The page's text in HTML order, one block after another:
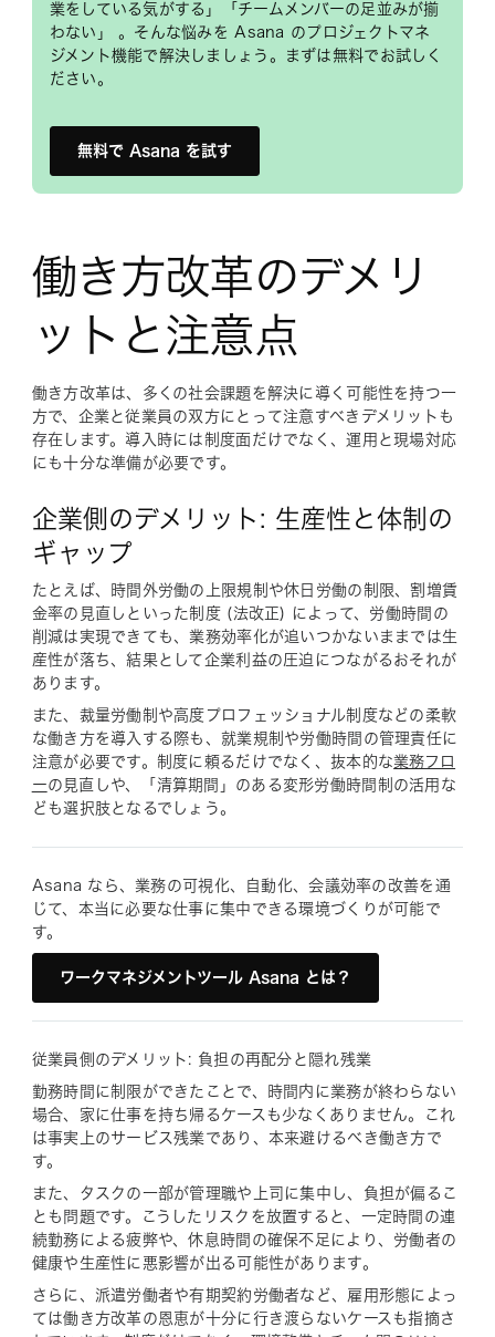
業をしている気がする」「チームメンバーの足並みが揃
わない」 。そんな悩みを Asana のプロジェクトマネ
ジメント機能で解決しましょう。まずは無料でお試しく
ださい。
無料で Asana を試す
働き方改革のデメリ
ットと注意点
働き方改革は、多くの社会課題を解決に導く可能性を持つ一
方で、企業と従業員の双方にとって注意すべきデメリットも
存在します。導入時には制度面だけでなく、運用と現場対応
にも十分な準備が必要です。
企業側のデメリット: 生産性と体制の
ギャップ
たとえば、時間外労働の上限規制や休日労働の制限、割増賃
金率の見直しといった制度 (法改正) によって、労働時間の
削減は実現できても、業務効率化が追いつかないままでは生
産性が落ち、結果として企業利益の圧迫につながるおそれが
あります。
また、裁量労働制や高度プロフェッショナル制度などの柔軟
な働き方を導入する際も、就業規制や労働時間の管理責任に
注意が必要です。制度に頼るだけでなく、抜本的な業務フロ
ーの見直しや、「清算期間」のある変形労働時間制の活用な
ども選択肢となるでしょう。
Asana なら、業務の可視化、自動化、会議効率の改善を通
じて、本当に必要な仕事に集中できる環境づくりが可能で
す。
ワークマネジメントツール Asana とは？
従業員側のデメリット: 負担の再配分と隠れ残業
勤務時間に制限ができたことで、時間内に業務が終わらない
場合、家に仕事を持ち帰るケースも少なくありません。これ
は事実上のサービス残業であり、本来避けるべき働き方で
す。
また、タスクの一部が管理職や上司に集中し、負担が偏るこ
とも問題です。こうしたリスクを放置すると、一定時間の連
続勤務による疲弊や、休息時間の確保不足により、労働者の
健康や生産性に悪影響が出る可能性があります。
さらに、派遣労働者や有期契約労働者など、雇用形態によっ
ては働き方改革の恩恵が十分に行き渡らないケースも指摘さ